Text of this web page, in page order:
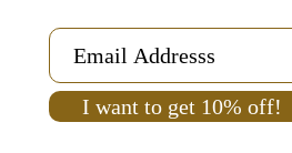
Autor: I want to get 10% off!